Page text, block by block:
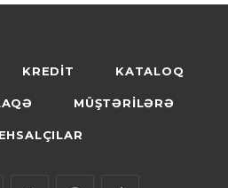
KREDİT KATALOQ
MÜŞTƏRİLƏRƏ